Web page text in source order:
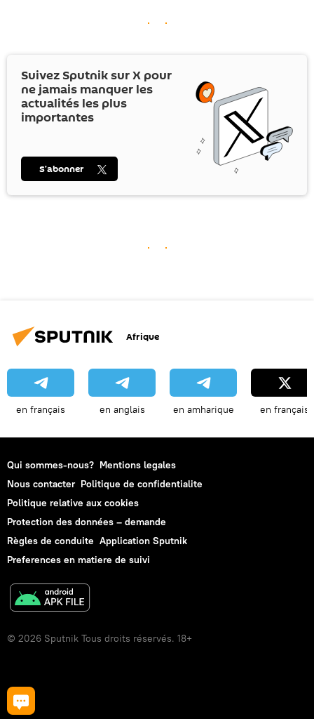
Suivez Sputnik surX pour
ne jamais manquer les
actualités les plus
importantes
S’abonner
Afrique
en français en anglais en amharique en français
Qui sommes-nous? Mentions legales
Nous contacter Politique de confidentialite
Politique relative aux cookies
Protection des données – demande
Règles de conduite Application Sputnik
Preferences en matiere de suivi
© 2026 Sputnik Tous droits réservés. 18+